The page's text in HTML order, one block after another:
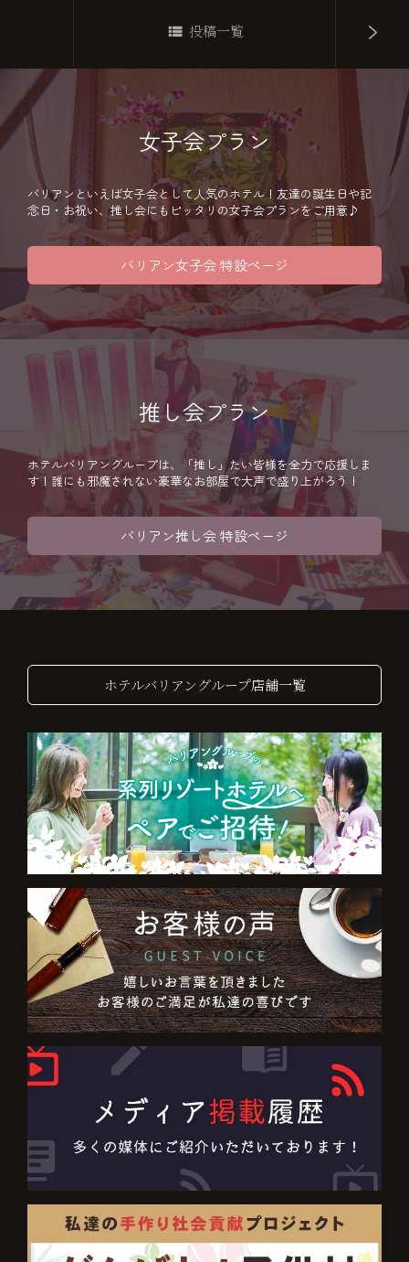
投稿一覧
女子会プラン
バリアンといえば女子会として人気のホテル！友達の誕生日や記
念日・お祝い、推し会にもピッタリの女子会プランをご用意♪
バリアン女子会 特設ページ
推し会プラン
ホテルバリアングループは、「推し」たい皆様を全力で応援しま
す！誰にも邪魔されない豪華なお部屋で大声で盛り上がろう！
バリアン推し会 特設ページ
ホテルバリアングループ店舗一覧